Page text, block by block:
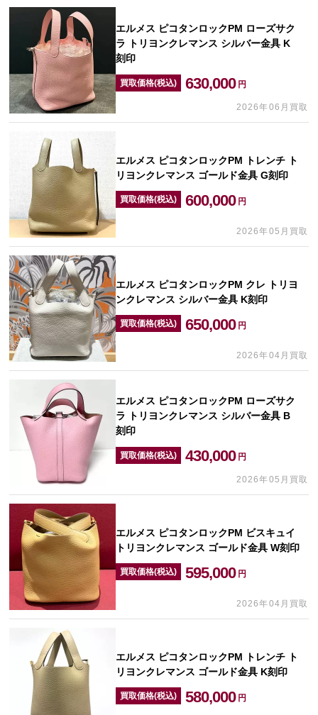
エルメス ピコタンロックPM ローズサク
ラ トリヨンクレマンス シルバー金具 K
刻印
買取価格(税込) 630,000 円
2026年06月買取
エルメス ピコタンロックPM トレンチ ト
リヨンクレマンス ゴールド金具 G刻印
買取価格(税込) 600,000 円
2026年05月買取
エルメス ピコタンロックPM クレ トリヨ
ンクレマンス シルバー金具 K刻印
買取価格(税込) 650,000 円
2026年04月買取
エルメス ピコタンロックPM ローズサク
ラ トリヨンクレマンス シルバー金具 B
刻印
買取価格(税込) 430,000 円
2026年05月買取
エルメス ピコタンロックPM ビスキュイ
トリヨンクレマンス ゴールド金具 W刻印
買取価格(税込) 595,000 円
2026年04月買取
エルメス ピコタンロックPM トレンチ ト
リヨンクレマンス ゴールド金具 K刻印
買取価格(税込) 580,000 円